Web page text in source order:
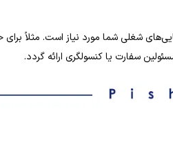
شغلی شما مورد نیاز است. مثلاً
سفارت یا کنسولگری ارائه گردد.